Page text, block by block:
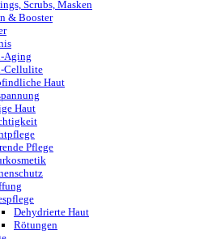
Scrubs, Masken
& Booster
Aging
Cellulite
Haut
Haut
Pflege
Dehydrierte Haut
Rötungen